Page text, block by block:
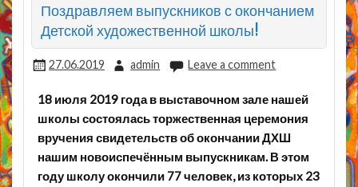
Поздравляем выпускников с окончанием
Детской художественной школы!
27.06.2019 admin Leave a comment
18 июля 2019 года в выставочном зале нашей
школы состоялась торжественная церемония
вручения свидетельств об окончании ДХШ
нашим новоиспечённым выпускникам. В этом
году школу окончили 77 человек, из которых 23